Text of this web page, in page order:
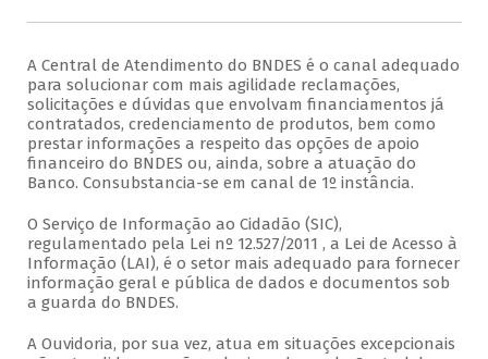
A Central de Atendimento do BNDES é o canal adequado
para solucionar com mais agilidade reclamações,
solicitações e dúvidas que envolvam financiamentos já
contratados, credenciamento de produtos, bem como
prestar informações a respeito das opções de apoio
financeiro do BNDES ou, ainda, sobre a atuação do
Banco. Consubstancia-se em canal de 1º instância.
O Serviço de Informação ao Cidadão (SIC),
regulamentado pela Lei nº 12.527/2011 , a Lei de Acesso à
Informação (LAI), é o setor mais adequado para fornecer
informação geral e pública de dados e documentos sob
a guarda do BNDES.
A Ouvidoria, por sua vez, atua em situações excepcionais